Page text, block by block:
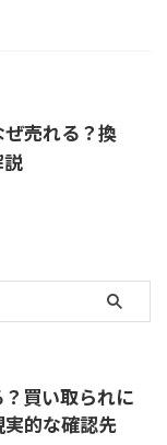
売れる？換
買い取られに
的な確認先